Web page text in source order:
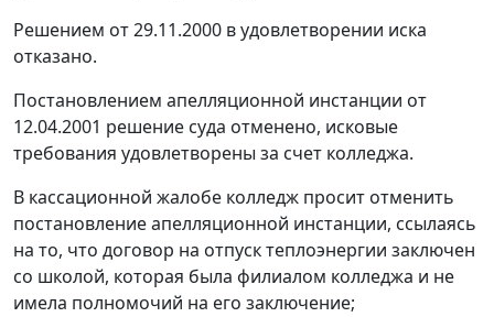
Решением от 29.11.2000 в удовлетворении иска
отказано.
Постановлением апелляционной инстанции от
12.04.2001 решение суда отменено, исковые
требования удовлетворены за счет колледжа.
В кассационной жалобе колледж просит отменить
постановление апелляционной инстанции, ссылаясь
на то, что договор на отпуск теплоэнергии заключен
со школой, которая была филиалом колледжа и не
имела полномочий на его заключение;